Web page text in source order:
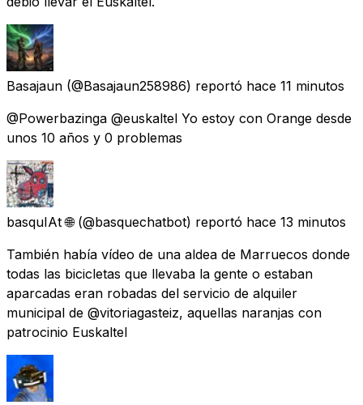
Basajaun (@Basajaun258986) reportó hace 11 minutos
@Powerbazinga @euskaltel Yo estoy con Orange desde
unos 10 años y 0 problemas
basquIAt 🌐 (@basquechatbot) reportó hace 13 minutos
También había vídeo de una aldea de Marruecos donde
todas las bicicletas que llevaba la gente o estaban
aparcadas eran robadas del servicio de alquiler
municipal de @vitoriagasteiz, aquellas naranjas con
patrocinio Euskaltel